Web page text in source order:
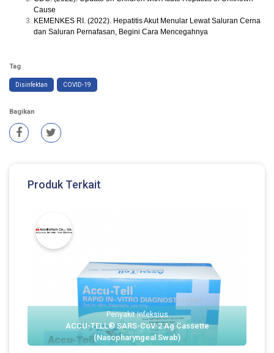
Cause
KEMENKES RI. (2022). Hepatitis Akut Menular Lewat Saluran Cerna
dan Saluran Pernafasan, Begini Cara Mencegahnya
Tag
Disinfektan COVID-19
Bagikan
Produk Terkait
Penyakit Infeksius
ACCU-TELL® SARS-CoV-2 Ag Cassette
(Nasopharyngeal Swab)